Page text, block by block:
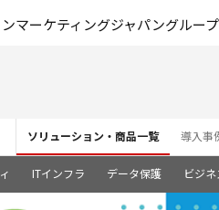
マーケティングジャパングループ
ソリューション・商品一覧 導入事
ITインフラ データ保護 ビジ